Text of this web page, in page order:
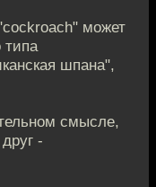
может
типа
шпана",
смысле,
-